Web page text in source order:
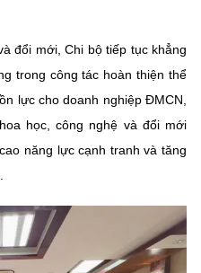
lượng
lượng
đổi mới, Chi bộ tiếp tục khẳng
trong công tác hoàn thiện thể
lực cho doanh nghiệp ĐMCN,
học, công nghệ và đổi mới
năng lực cạnh tranh và tăng